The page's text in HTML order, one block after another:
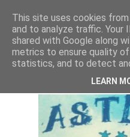
This site uses cookies
and to analyze traffic. Your
shared with Google along
metrics to ensure quality
statistics, and to detect
LEARN